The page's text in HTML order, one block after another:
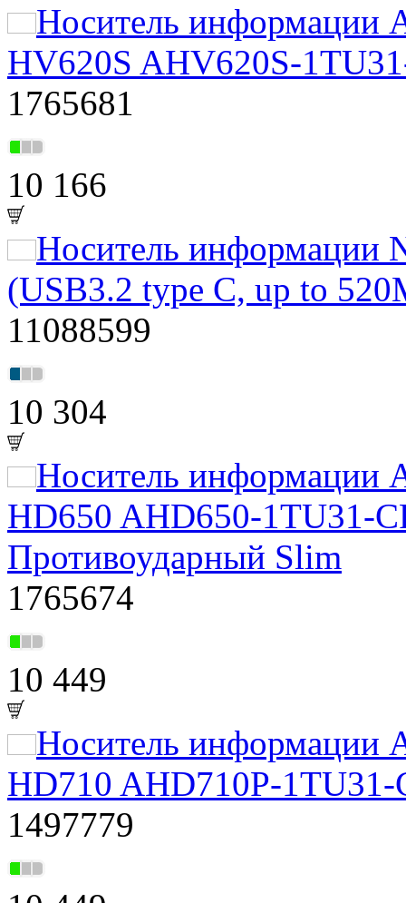
Носитель информации
HV620S AHV620S-
1765681
10 166
Носитель информации
(USB3.2 type C, up to
11088599
10 304
Носитель информации
HD650 AHD650-1TU31-
Противоударный Slim
1765674
10 449
Носитель информации
HD710 AHD710P-
1497779